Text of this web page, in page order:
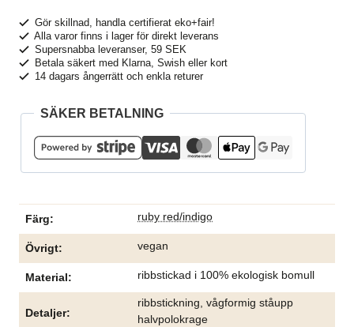
ALAANIA
randig
mörkröd/indigo
mängd
Gör skillnad, handla certifierat eko+fair!
Alla varor finns i lager för direkt leverans
Supersnabba leveranser, 59 SEK
Betala säkert med Klarna, Swish eller kort
14 dagars ångerrätt och enkla returer
SÄKER BETALNING
Färg ruby red/indigo
Övrigt vegan
Material ribbstickad i 100% ekologisk bomull
Detaljer
ribbstickning, vågformig ståupp
halvpolokrage